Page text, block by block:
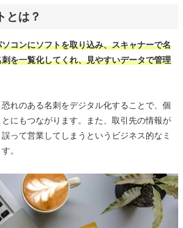
とは？
ソコンにソフトを取り込み、スキャナーで名
を一覧化してくれ、見やすいデータで管理
れのある名刺をデジタル化することで、個
にもつながります。また、取引先の情報が
って営業してしまうというビジネス的なミ
。